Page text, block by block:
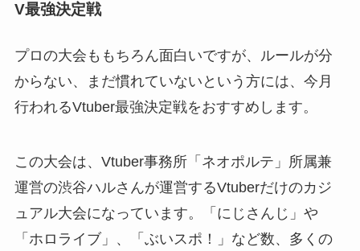
V最強決定戦
プロの大会ももちろん面白いですが、ルールが分
からない、まだ慣れていないという方には、今月
行われるVtuber最強決定戦をおすすめします。
この大会は、Vtuber事務所「ネオポルテ」所属兼
運営の渋谷ハルさんが運営するVtuberだけのカジ
ュアル大会になっています。「にじさんじ」や
「ホロライブ」、「ぶいスポ！」など数、多くの